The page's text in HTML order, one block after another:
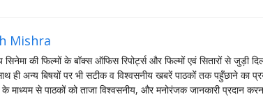
Mishra
सिनेमा की फिल्मों के बॉक्स ऑफिस रिपोर्ट्स और फिल्मों एवं सितारों से जुड़ी
ही अन्य बिषयों पर भी सटीक व विश्वसनीय खबरें पाठकों तक पहुँछाने का
माध्यम से पाठकों को ताजा विश्वसनीय, और मनोरंजक जानकारी प्रदान